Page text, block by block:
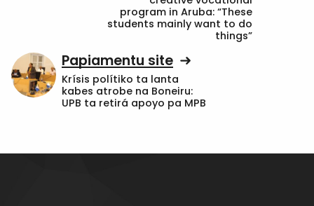
program in Aruba: “These
students mainly want to do
things”
Papiamentu site
Krísis polítiko ta lanta
kabes atrobe na Boneiru:
UPB ta retirá apoyo pa MPB